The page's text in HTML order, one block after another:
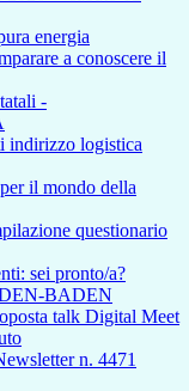
energia
a conoscere il
-
indirizzo logistica
il mondo della
questionario
sei pronto/a?
BADEN
talk Digital Meet
n. 4471